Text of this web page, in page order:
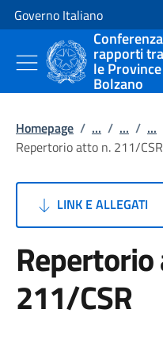
Vai al contenuto
Vai alla navigazione del sito
Governo Italiano
rapporti
le
Bolzano
Homepage / ... / ... / ...
Repertorio atto n. 211/CSR
LINK E ALLEGATI
211/CSR